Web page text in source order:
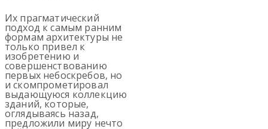
Их прагматический
подход к самым ранним
формам архитектуры не
только привел к
изобретению и
совершенствованию
первых небоскребов, но
и скомпрометировал
выдающуюся коллекцию
зданий, которые,
оглядываясь назад,
предложили миру нечто